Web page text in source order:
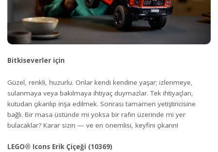
Bitkiseverler için
Güzel, renkli, huzurlu. Onlar kendi kendine yaşar; izlenmeye,
sulanmaya veya bakılmaya ihtiyaç duymazlar. Tek ihtiyaçları,
kutudan çıkarılıp inşa edilmek. Sonrası tamamen yetiştiricisine
bağlı. Bir masa üstünde mi yoksa bir rafın üzerinde mi yer
bulacaklar? Karar sizin — ve en önemlisi, keyfini çıkarın!
LEGO® Icons Erik Çiçeği (10369)